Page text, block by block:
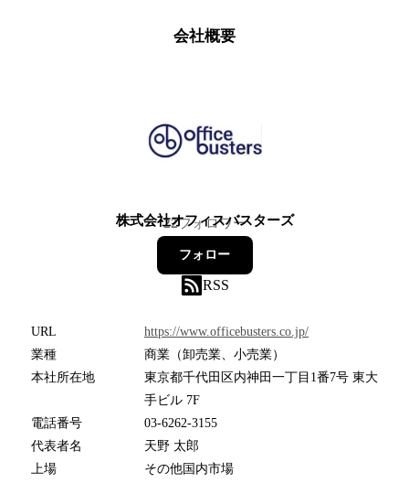
会社概要
株式会社オフィスバスターズ
22フォロワー
フォロー
RSS
URL
https://www.officebusters.co.jp/
業種
商業（卸売業、小売業）
本社所在地
東京都千代田区内神田一丁目1番7号 東大
手ビル 7F
電話番号
03-6262-3155
代表者名
天野 太郎
上場
その他国内市場